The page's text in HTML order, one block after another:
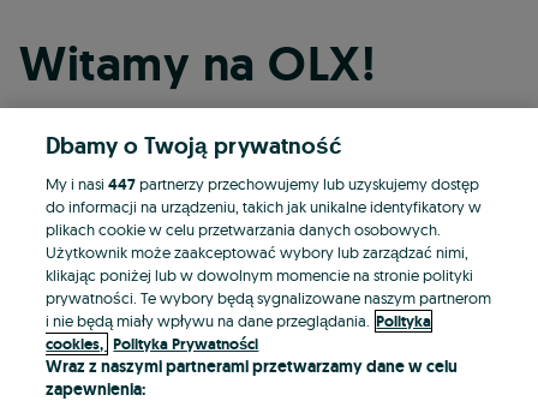
Witamy na OLX!
Kontynuuj przez Facebooka
Kontynuuj przez konto Apple
Kontynuuj przez konto Google
LUB
Dbamy o Twoją prywatność
My i nasi447partnerzy przechowujemy lub uzyskujemy dostęp
do informacji na urządzeniu, takich jak unikalne identyfikatory w
plikach cookie w celu przetwarzania danych osobowych.
Użytkownik może zaakceptować wybory lub zarządzać nimi,
klikając poniżej lub w dowolnym momencie na stronie polityki
prywatności. Te wybory będą sygnalizowane naszym partnerom
i nie będą miały wpływu na dane przeglądania. Polityka
cookies, Polityka Prywatności
Wraz z naszymi partnerami przetwarzamy dane w celu
zapewnienia: